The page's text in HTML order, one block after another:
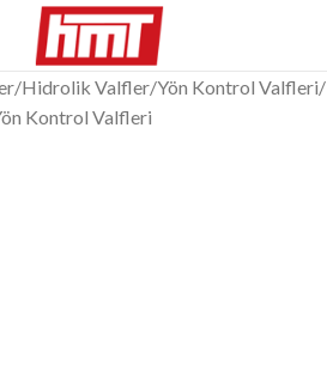
/Hidrolik Valfler/Yön Kontrol Valfleri/
Kontrol Valfleri